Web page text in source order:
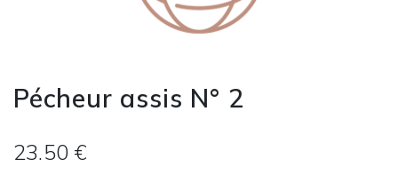
Pécheur assis N° 2
23.50 €